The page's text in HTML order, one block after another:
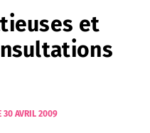
et
30 AVRIL 2009